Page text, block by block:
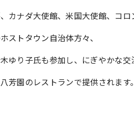
カナダ大使館、米国大使館、コロ
ストタウン自治体方々、
ゆり子氏も参加し、にぎやかな交
八芳園のレストランで提供されま